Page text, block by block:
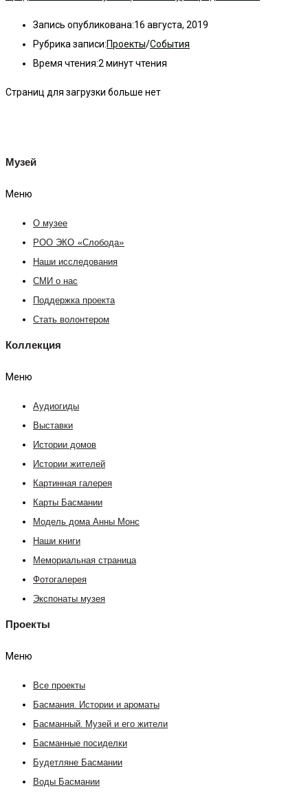
Запись опубликована:16 августа, 2019
Рубрика записи:Проекты/События
Время чтения:2 минут чтения
Страниц для загрузки больше нет
Музей
Меню
О музее
РОО ЭКО «Слобода»
Наши исследования
СМИ о нас
Поддержка проекта
Стать волонтером
Коллекция
Меню
Аудиогиды
Выставки
Истории домов
Истории жителей
Картинная галерея
Карты Басмании
Модель дома Анны Монс
Наши книги
Мемориальная страница
Фотогалерея
Экспонаты музея
Проекты
Меню
Все проекты
Басмания. Истории и ароматы
Басманный. Музей и его жители
Басманные посиделки
Будетляне Басмании
Воды Басмании